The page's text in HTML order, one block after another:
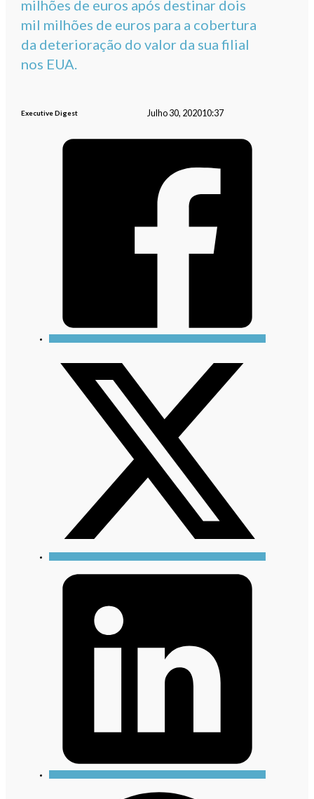
milhões de euros após destinar dois
mil milhões de euros para a cobertura
da deterioração do valor da sua filial
nos EUA.
Executive Digest Julho 30, 202010:37